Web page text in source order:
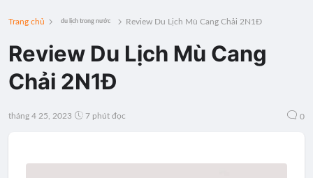
Trang chủ du lịch trong nước Review Du Lịch Mù Cang Chải 2N1Đ
Review Du Lịch Mù Cang
Chải 2N1Đ
tháng 4 25, 2023 7 phút đọc 0